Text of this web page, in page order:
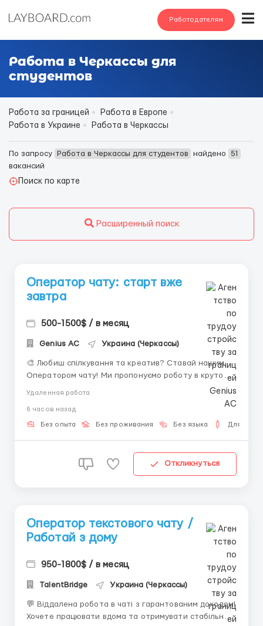
Работодателям
Работа в Черкассы для
студентов
Работа за границей
Работа в Европе
Работа в Украине
Работа в Черкассы
По запросу Работа в Черкассы для студентов найдено
51
вакансий
Поиск по карте
Расширенный поиск
Оператор чату: старт вже
завтра
500-1500$ / в месяц
Genius AС Украина (Черкассы)
🎨 Любиш спілкування та креатив? Ставай нашим
Оператором чату! Ми пропонуємо роботу в крутому
середовищі, де цінують твою особистість. Ніякого
листування. Вимоги до тебе: Мати під рукою
ноутбук чи ПК зі стабільним інтернет...
Удаленная работа
6 часов назад
Без опыта Без проживания Без языка Для
Откликнуться
Оператор текстового чату /
Работай з дому
950-1800$ / в месяц
TalentBridge Украина (Черкассы)
💬 Віддалена робота в чаті з гарантованим доходом!
Хочете працювати вдома та отримувати стабільний